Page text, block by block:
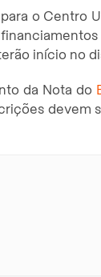
o Centro
início no
da Nota do
devem